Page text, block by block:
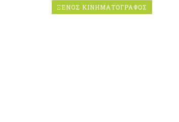
ΞΕΝΟΣ ΚΙΝΗΜΑΤΟΓΡΑΦΟΣ